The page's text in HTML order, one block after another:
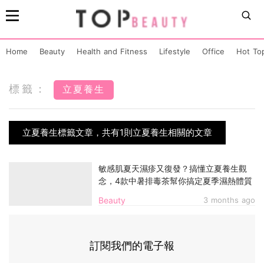
Home Beauty Health and Fitness Lifestyle Office Hot
標籤： 立夏養生
立夏養生標籤文章，共有1則立夏養生相關的文章
Beauty 3 months ago
敏感肌夏天濕疹又復發？搞懂立夏養生觀
念，4款中暑排毒茶幫你搞定夏季濕熱體質
訂閱我們的電子報